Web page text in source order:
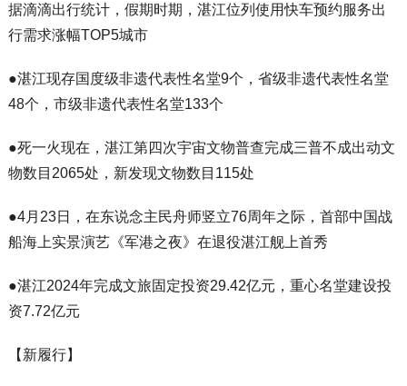
据滴滴出行统计，假期时期，湛江位列使用快车预约服务出
行需求涨幅TOP5城市
●湛江现存国度级非遗代表性名堂9个，省级非遗代表性名堂
48个，市级非遗代表性名堂133个
●死一火现在，湛江第四次宇宙文物普查完成三普不成出动文
物数目2065处，新发现文物数目115处
●4月23日，在东说念主民舟师竖立76周年之际，首部中国战
船海上实景演艺《军港之夜》在退役湛江舰上首秀
●湛江2024年完成文旅固定投资29.42亿元，重心名堂建设投
资7.72亿元
【新履行】